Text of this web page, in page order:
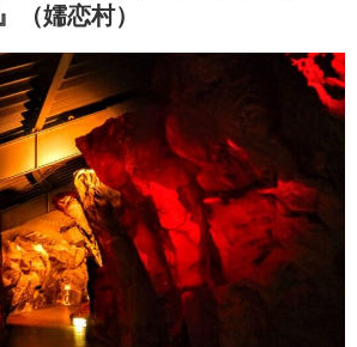
（嬬恋村）